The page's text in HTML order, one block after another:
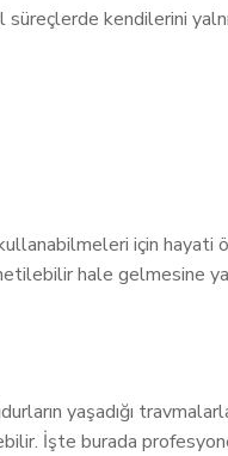
süreçlerde kendilerini
için
hale gelmesine
yaşadığı
İşte burada